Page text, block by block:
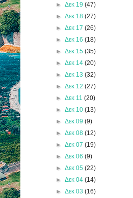
► Δεκ 19 (47)
► Δεκ 18 (27)
► Δεκ 17 (26)
► Δεκ 16 (18)
► Δεκ 15 (35)
► Δεκ 14 (20)
► Δεκ 13 (32)
► Δεκ 12 (27)
► Δεκ 11 (20)
► Δεκ 10 (13)
► Δεκ 09 (9)
► Δεκ 08 (12)
► Δεκ 07 (19)
► Δεκ 06 (9)
► Δεκ 05 (22)
► Δεκ 04 (14)
► Δεκ 03 (16)